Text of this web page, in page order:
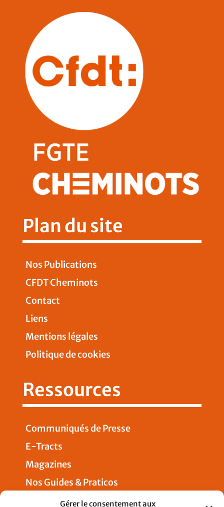
Gérer le consentement aux
Plan du site
Nos Publications
CFDT Cheminots
Contact
Liens
Mentions légales
Politique de cookies
Ressources
Communiqués de Presse
E-Tracts
Magazines
Nos Guides & Praticos